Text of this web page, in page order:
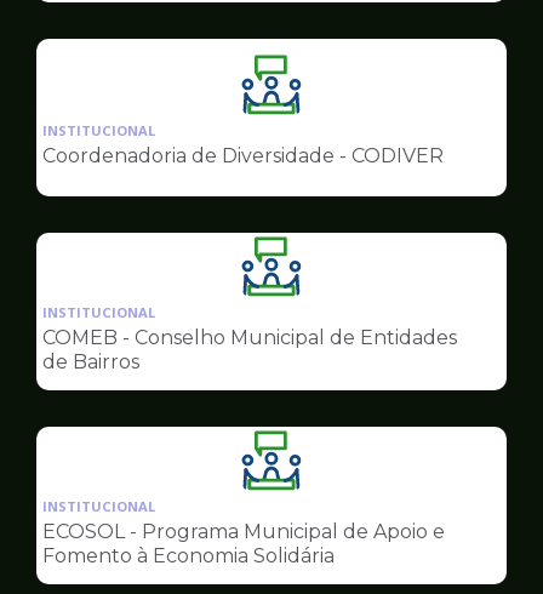
Ilustração
da
pagina
Conselhos
INSTITUCIONAL
Coordenadoria de Diversidade - CODIVER
Ilustração
da
pagina
Conselhos
INSTITUCIONAL
COMEB - Conselho Municipal de Entidades
de Bairros
Ilustração
da
pagina
de
Conselhos
INSTITUCIONAL
ECOSOL - Programa Municipal de Apoio e
Fomento à Economia Solidária